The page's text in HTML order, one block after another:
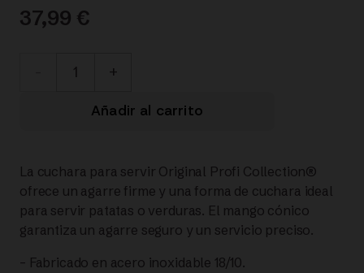
37,99 €
000/0
ORIGINAL
PROFI
Añadir al carrito
La cuchara para servir Original Profi Collection®
ofrece un agarre firme y una forma de cuchara ideal
para servir patatas o verduras. El mango cónico
garantiza un agarre seguro y un servicio preciso.
– Fabricado en acero inoxidable 18/10.